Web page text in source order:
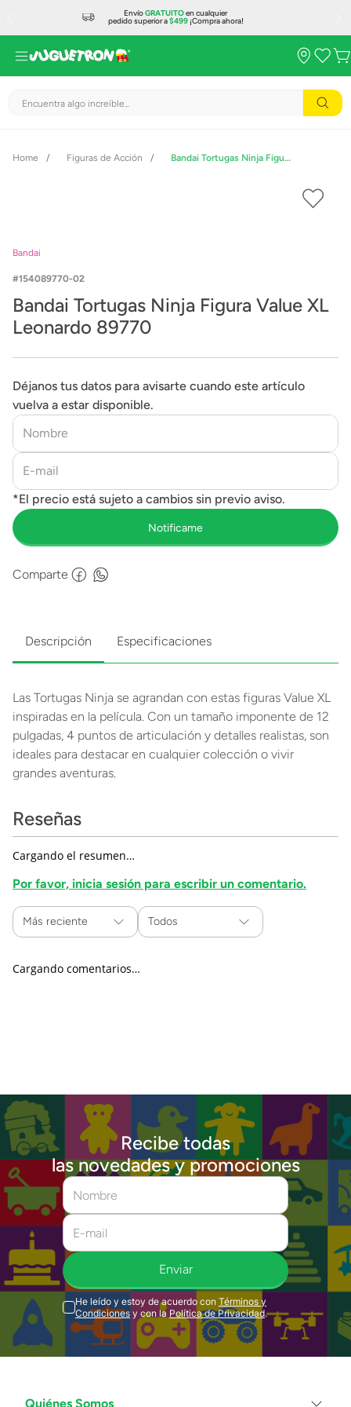
EnvíoGRATUITOen cualquier
pedido superior a$499¡Compra ahora!
Encuentra algo increíble...
Figuras de Acción Bandai Tortugas Ninja Figura Value XL Leonardo 89770
Bandai
154089770-02
Bandai Tortugas Ninja Figura Value XL
Leonardo 89770
Déjanos tus datos para avisarte cuando este artículo
vuelva a estar disponible.
Comparte
Descripción Especificaciones
Las Tortugas Ninja se agrandan con estas figuras Value XL
inspiradas en la película. Con un tamaño imponente de 12
pulgadas, 4 puntos de articulación y detalles realistas, son
ideales para destacar en cualquier colección o vivir
grandes aventuras.
Reseñas
Cargando el resumen…
Por favor, inicia sesión para escribir un comentario.
Más reciente Todos
Cargando comentarios…
Recibe todas
las novedades y promociones
Enviar
He leído y estoy de acuerdo con Términos y
Condiciones y con la Política de Privacidad.
Quiénes Somos